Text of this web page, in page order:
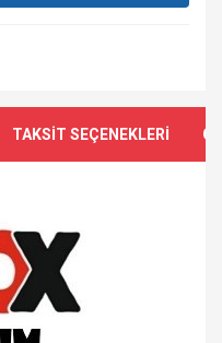
TAKSİT SEÇENEKLERİ